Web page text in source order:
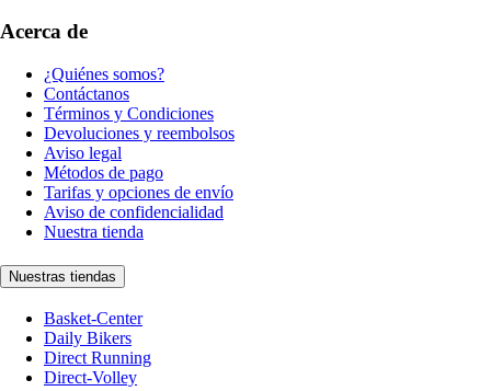
Acerca de
¿Quiénes somos?
Contáctanos
Términos y Condiciones
Devoluciones y reembolsos
Aviso legal
Métodos de pago
Tarifas y opciones de envío
Aviso de confidencialidad
Nuestra tienda
Nuestras tiendas
Basket-Center
Daily Bikers
Direct Running
Direct-Volley